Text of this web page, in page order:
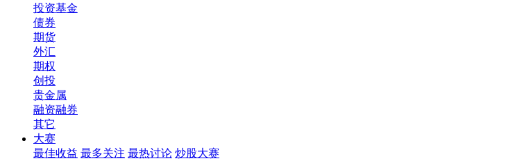
投资基金
债券
期货
外汇
期权
创投
贵金属
融资融券
其它
大赛
最佳收益 最多关注 最热讨论 炒股大赛